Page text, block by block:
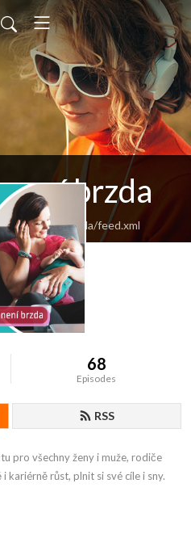
brzda
feed.xml
68
Episodes
RSS
pro všechny ženy i muže, rodiče
kariérně růst, plnit si své cíle i sny.